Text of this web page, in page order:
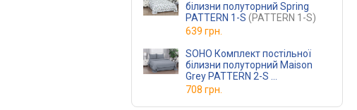
білизни полуторний Spring
PATTERN 1-S (PATTERN 1-S)
639 грн.
SOHO Комплект постільної
білизни полуторний Maison
Grey PATTERN 2-S
(PATTERN 2-S)
708 грн.